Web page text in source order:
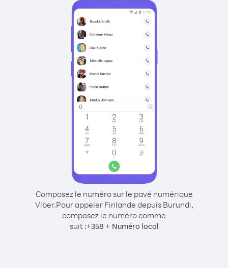
Composez le numéro sur le pavé numérique
Viber.Pour appeler Finlande depuis Burundi,
composez le numéro comme
suit :+358 + Numéro local